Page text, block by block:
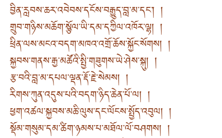
བྱིན་རླབས་ཆར་འབེབས་དངོས་བརྒྱུད་བླ་མ་དང་། །
གྲུབ་གཉིས་མཆོག་སྩོལ་ཡི་དམ་དཀྱིལ་འཁོར་ལྷ། །
ཕྲིན་ལས་མངའ་བདག་མཁའ་འགྲོ་ཆོས་སྐྱོང་སོགས། །
སྐྱབས་གནས་རྒྱ་མཚོའི་སྤྱི་གཟུགས་ཡེ་ཤེས་སྐུ། །
རྩ་བའི་བླ་མ་དཔལ་ལྡན་རྡོ་རྗེ་སེམས། །
རིགས་ཀུན་འདུས་པའི་བདག་ཉིད་ཆེན་པོ་ལ། །
ཕྱག་འཚལ་སྐྱབས་མཆི་ལུས་དང་ལོངས་སྤྱོད་འབུལ། །
སྡོམ་གསུམ་དམ་ཚིག་ཉམས་པ་མཐོལ་ལོ་བཤགས། །